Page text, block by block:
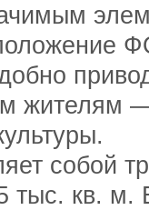
жителям
собой
тыс. кв. м.